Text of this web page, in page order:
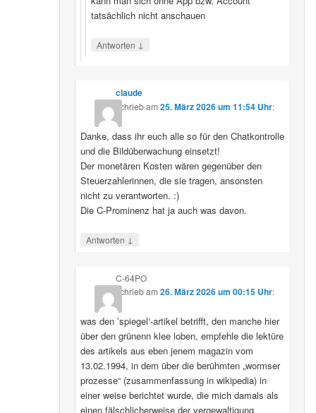
tatsächlich nicht anschauen
Antworten ↓
claude
schriebam 25. März 2026 um 11:54 Uhr:
Danke, dass ihr euch alle so für den Chatkontrolle
und die Bildüberwachung einsetzt!
Der monetären Kosten wären gegenüber den
Steuerzahlerinnen, die sie tragen, ansonsten
nicht zu verantworten. :)
Die C-Prominenz hat ja auch was davon.
Antworten ↓
C-64PO
schriebam 26. März 2026 um 00:15 Uhr:
was den ’spiegel‘-artikel betrifft, den manche hier
über den grünenn klee loben, empfehle die lektüre
des artikels aus eben jenem magazin vom
13.02.1994, in dem über die berühmten „wormser
prozesse“ (zusammenfassung in wikipedia) in
einer weise berichtet wurde, die mich damals als
einen fälschlicherweise der vergewaltigung